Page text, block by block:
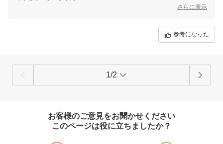
今後ともお客様に満足頂けるような対応・サービスをスタッフ一同努め
さらに表示
参考になった
1/2
お客様のご意見をお聞かせください
このページは役に立ちましたか？